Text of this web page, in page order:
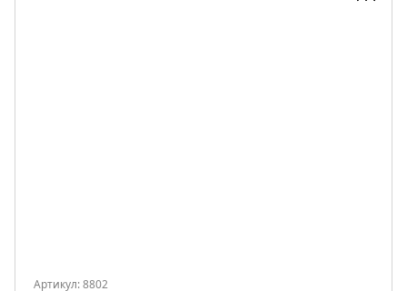
Артикул: 8802